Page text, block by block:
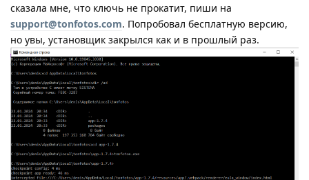
сказала мне, что ключь не прокатит, пиши на
support@tonfotos.com. Попробовал бесплатную версию,
но увы, установщик закрылся как и в прошлый раз.